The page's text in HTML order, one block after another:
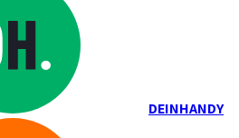
DEINHANDY